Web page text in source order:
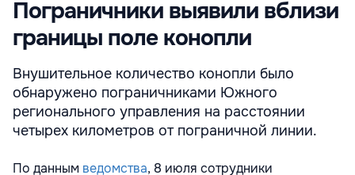
Пограничники выявили вблизи
границы поле конопли
Внушительное количество конопли было
обнаружено пограничниками Южного
регионального управления на расстоянии
четырех километров от пограничной линии.
По данным ведомства, 8 июля сотрудники